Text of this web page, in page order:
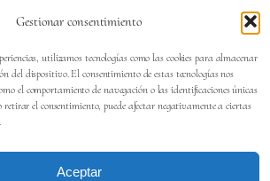
Gestionar consentimiento
utilizamos tecnologías como las cookies para almacenar
del dispositivo. El consentimiento de estas tecnologías nos
el comportamiento de navegación o las identificaciones únicas
retirar el consentimiento, puede afectar negativamente a ciertas
Aceptar
de la Concepción. Sevilla
Tel:659700313
EN: